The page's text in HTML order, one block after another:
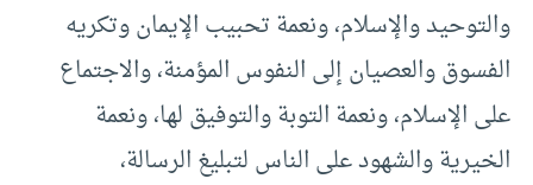
والتوحيد والإسلام، ونعمة تحبيب الإيمان وتكريه
الفسوق والعصيان إلى النفوس المؤمنة، والاجتماع
على الإسلام، ونعمة التوبة والتوفيق لها، ونعمة
الخيرية والشهود على الناس لتبليغ الرسالة،